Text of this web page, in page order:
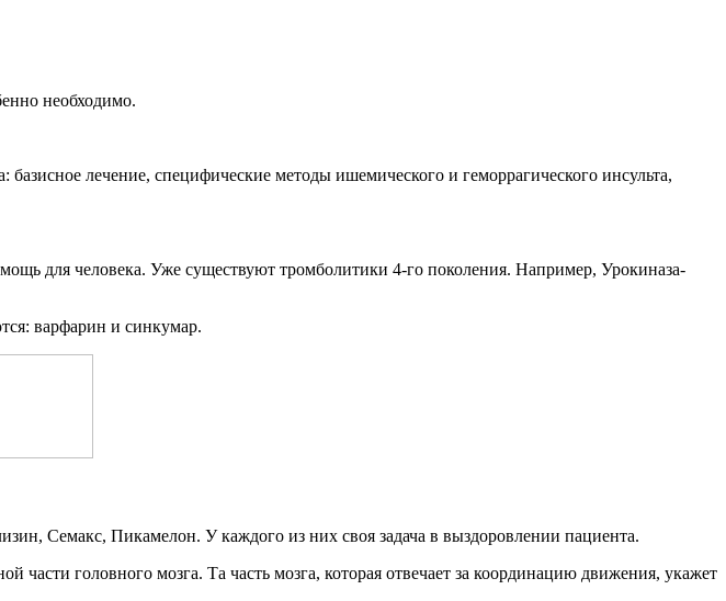
необходимо.
лечение, специфические методы ишемического и геморрагического инсульта,
для человека. Уже существуют тромболитики 4-го поколения. Например, Урокиназа-
варфарин и синкумар.
Семакс, Пикамелон. У каждого из них своя задача в выздоровлении пациента.
части головного мозга. Та часть мозга, которая отвечает за координацию движения, укажет